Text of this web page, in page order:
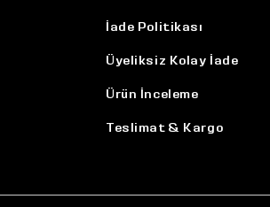
İade Politikası
Üyeliksiz Kolay İade
Ürün İnceleme
Teslimat & Kargo